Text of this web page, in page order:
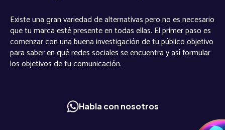
Existe una gran variedad de alternativas pero no es necesario
que tu marca esté presente en todas ellas. El primer paso es
comenzar con una buena investigación de tu público objetivo
para saber en qué redes sociales se encuentra y así formular
los objetivos de tu comunicación.
Habla con nosotros